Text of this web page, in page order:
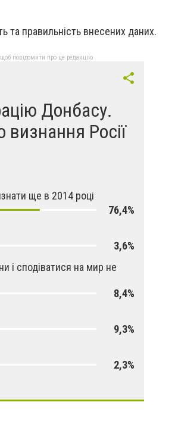
та правильність внесених даних.
повідомити про це редакцію
Донбасу.
Росії
ще в 2014 році
76,4%
3,6%
і сподіватися на мир не
8,4%
9,3%
2,3%